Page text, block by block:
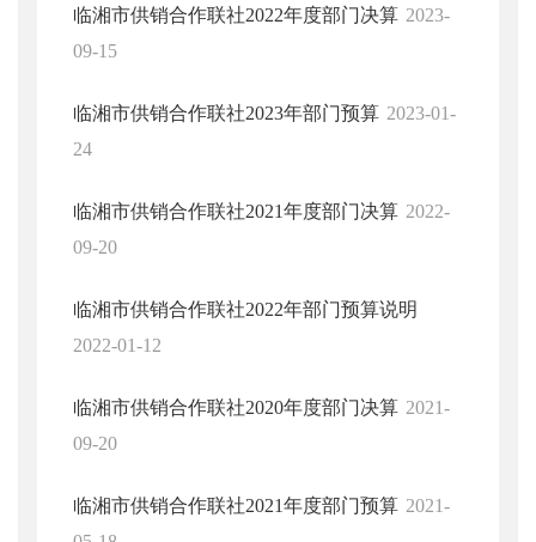
临湘市供销合作联社2022年度部门决算 2023-
09-15
临湘市供销合作联社2023年部门预算 2023-01-
24
临湘市供销合作联社2021年度部门决算 2022-
09-20
临湘市供销合作联社2022年部门预算说明
2022-01-12
临湘市供销合作联社2020年度部门决算 2021-
09-20
临湘市供销合作联社2021年度部门预算 2021-